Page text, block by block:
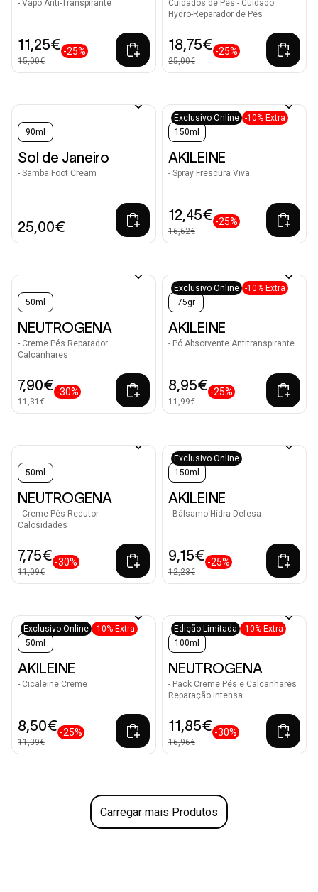
- Vapo Anti-Transpirante
11,25€
15,00€
-25%
Cuidados de Pés - Cuidado
Hydro-Reparador de Pés
18,75€
25,00€
-25%
90ml
Sol de Janeiro
- Samba Foot Cream
25,00€
Exclusivo Online -10% Extra
150ml
AKILEINE
- Spray Frescura Viva
12,45€
16,62€
-25%
50ml
NEUTROGENA
- Creme Pés Reparador
Calcanhares
7,90€
11,31€
-30%
Exclusivo Online -10% Extra
75gr
AKILEINE
- Pó Absorvente Antitranspirante
8,95€
11,99€
-25%
50ml
NEUTROGENA
- Creme Pés Redutor
Calosidades
7,75€
11,09€
-30%
Exclusivo Online
150ml
AKILEINE
- Bálsamo Hidra-Defesa
9,15€
12,23€
-25%
Exclusivo Online -10% Extra
50ml
AKILEINE
- Cicaleine Creme
8,50€
11,39€
-25%
Edição Limitada
-10% Extra
100ml
NEUTROGENA
- Pack Creme Pés e Calcanhares
Reparação Intensa
11,85€
16,96€
-30%
Carregar mais Produtos